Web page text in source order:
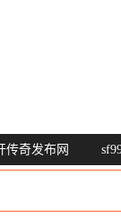
传奇发布网